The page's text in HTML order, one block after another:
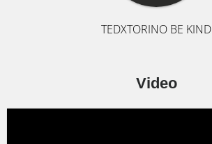
TEDXTORINO BE KIND
Video